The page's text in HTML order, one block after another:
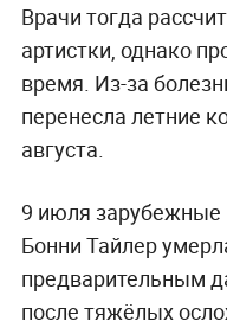
Врачи тогда
артистки, однако
время. Из-за
перенесла летние
августа.
9 июля зарубежные
Бонни Тайлер
предварительным
после тяжёлых